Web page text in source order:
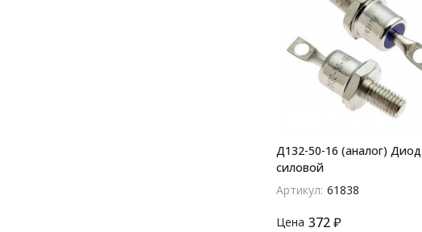
Д132-50-16 (аналог) Диод
силовой
Артикул: 61838
Цена 372 ₽